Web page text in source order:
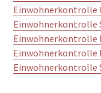
Einwohnerkontrolle
Einwohnerkontrolle
Einwohnerkontrolle
Einwohnerkontrolle
Einwohnerkontrolle